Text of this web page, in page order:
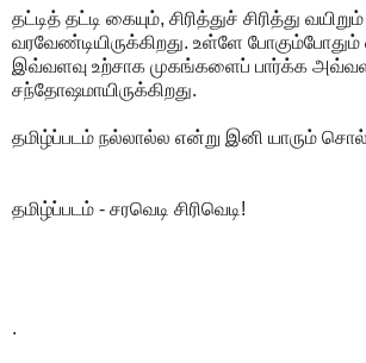
தட்டித் தட்டி கையும், சிரித்துச் சிரித்து
வரவேண்டியிருக்கிறது. உள்ளே
இவ்வளவு உற்சாக முகங்களைப் பார்க்க
சந்தோஷமாயிருக்கிறது.
தமிழ்ப்படம் நல்லால்ல என்று இனி யாரும்
தமிழ்ப்படம் - சரவெடி சிரிவெடி!
.